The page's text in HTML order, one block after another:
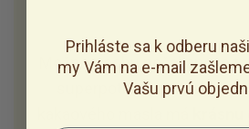
Možno trochu nečakane je
superpotravina. Vďaka
Prihláste sa k odberu
my Vám na e-mail
Vašu prvú